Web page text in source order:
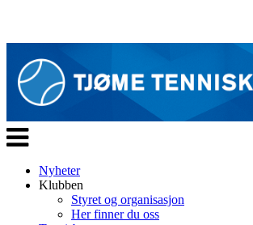
Veksle
navigasjon
Nyheter
Klubben
Styret og organisasjon
Her finner du oss